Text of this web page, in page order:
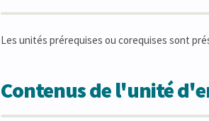
Les unités prérequises ou corequises sont
Contenus de l'unité